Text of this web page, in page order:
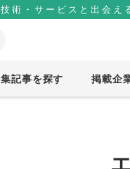
術・サービスと出会え
記事を探す 掲載企